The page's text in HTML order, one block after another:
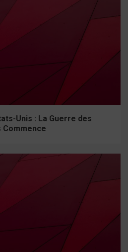
Unis : La Guerre des